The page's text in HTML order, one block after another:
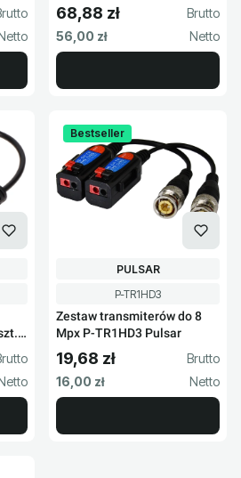
Cena brutto
68,88 zł
Cena netto
56,00 zł
Bestseller
Kod produktu
P-TR1HD3
Zestaw transmiterów do 8
Mpx P-TR1HD3 Pulsar
PRODUCENT
PULSAR
Cena brutto
19,68 zł
Cena netto
16,00 zł